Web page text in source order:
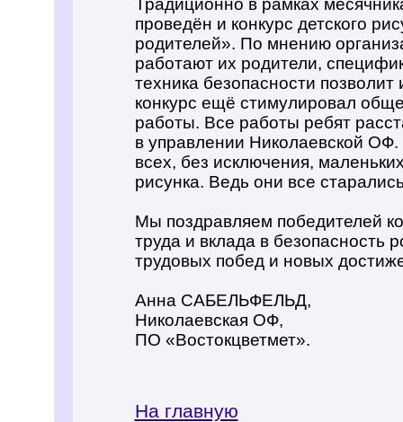
Традиционно в рамках
проведён и конкурс детского
родителей». По мнению
работают их родители,
техника безопасности
конкурс ещё стимулировал
работы. Все работы ребят
в управлении Николаевской
всех, без исключения,
рисунка. Ведь они все
Мы поздравляем победителей
труда и вклада в безопасность
трудовых побед и новых
Анна САБЕЛЬФЕЛЬД,
Николаевская ОФ,
ПО «Востокцветмет».
На главную